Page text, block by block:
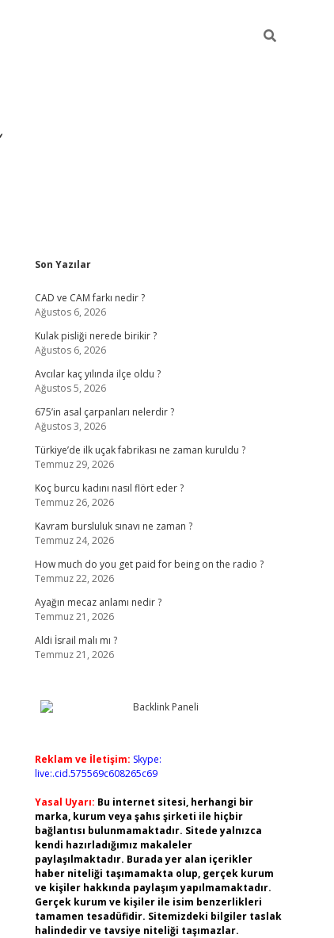
Sidebar
Son Yazılar
CAD ve CAM farkı nedir ?
Ağustos 6, 2026
Kulak pisliği nerede birikir ?
Ağustos 6, 2026
Avcılar kaç yılında ilçe oldu ?
Ağustos 5, 2026
675’in asal çarpanları nelerdir ?
Ağustos 3, 2026
Türkiye’de ilk uçak fabrikası ne zaman kuruldu ?
Temmuz 29, 2026
Koç burcu kadını nasıl flört eder ?
Temmuz 26, 2026
Kavram bursluluk sınavı ne zaman ?
Temmuz 24, 2026
How much do you get paid for being on the radio ?
Temmuz 22, 2026
Ayağın mecaz anlamı nedir ?
Temmuz 21, 2026
Aldi İsrail malı mı ?
Temmuz 21, 2026
Reklam ve İletişim: Skype:
live:.cid.575569c608265c69
Yasal Uyarı: Bu internet sitesi, herhangi bir
marka, kurum veya şahıs şirketi ile hiçbir
bağlantısı bulunmamaktadır. Sitede yalnızca
kendi hazırladığımız makaleler
paylaşılmaktadır. Burada yer alan içerikler
haber niteliği taşımamakta olup, gerçek kurum
ve kişiler hakkında paylaşım yapılmamaktadır.
Gerçek kurum ve kişiler ile isim benzerlikleri
tamamen tesadüfidir. Sitemizdeki bilgiler taslak
halindedir ve tavsiye niteliği taşımazlar.